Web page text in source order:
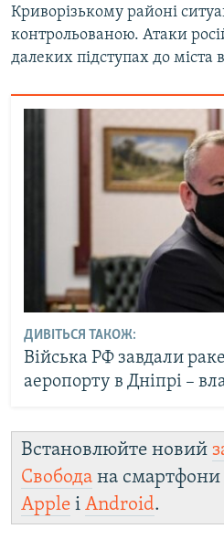
Криворізькому районі
контрольованою. Атаки
далеких підступах до міста
ДИВІТЬСЯ ТАКОЖ:
Війська РФ завдали
аеропорту в Дніпрі –
Встановлюйте новий
Свобода на
Apple і Android.